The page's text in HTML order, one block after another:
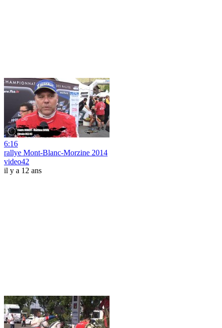
6:16
rallye Mont-Blanc-Morzine 2014
video42
il y a 12 ans